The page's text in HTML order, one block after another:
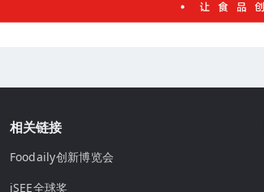
相关链接
Foodaily创新博览会
iSEE全球奖